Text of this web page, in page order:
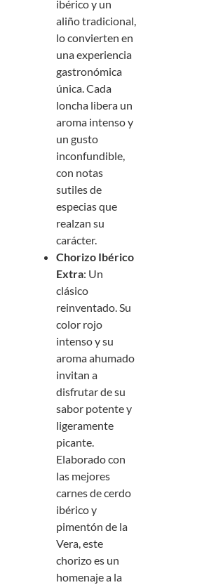
ibérico y un
aliño tradicional,
lo convierten en
una experiencia
gastronómica
única. Cada
loncha libera un
aroma intenso y
un gusto
inconfundible,
con notas
sutiles de
especias que
realzan su
carácter.
Chorizo Ibérico
Extra: Un
clásico
reinventado. Su
color rojo
intenso y su
aroma ahumado
invitan a
disfrutar de su
sabor potente y
ligeramente
picante.
Elaborado con
las mejores
carnes de cerdo
ibérico y
pimentón de la
Vera, este
chorizo es un
homenaje a la